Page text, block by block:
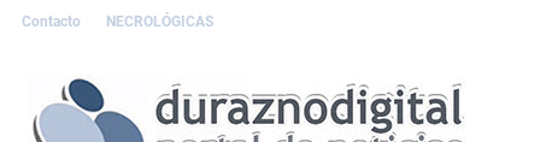
Contacto NECROLÓGICAS